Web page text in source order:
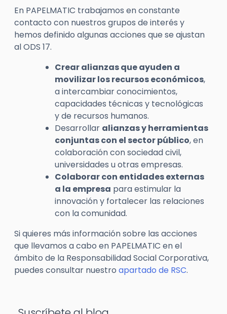
En PAPELMATIC trabajamos en constante
contacto con nuestros grupos de interés y
hemos definido algunas acciones que se ajustan
al ODS 17.
Crear alianzas que ayuden a
movilizar los recursos económicos,
a intercambiar conocimientos,
capacidades técnicas y tecnológicas
y de recursos humanos.
Desarrollar alianzas y herramientas
conjuntas con el sector público, en
colaboración con sociedad civil,
universidades u otras empresas.
Colaborar con entidades externas
a la empresa para estimular la
innovación y fortalecer las relaciones
con la comunidad.
Si quieres más información sobre las acciones
que llevamos a cabo en PAPELMATIC en el
ámbito de la Responsabilidad Social Corporativa,
puedes consultar nuestro apartado de RSC.